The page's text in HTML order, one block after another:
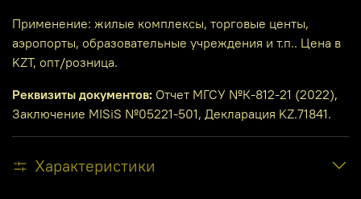
Применение: жилые комплексы, торговые центы,
аэропорты, образовательные учреждения и т.п.. Цена в
KZT, опт/розница.
Реквизиты документов: Отчет МГСУ №К-812-21 (2022),
Заключение MISiS №05221-501, Декларация KZ.71841.
Характеристики